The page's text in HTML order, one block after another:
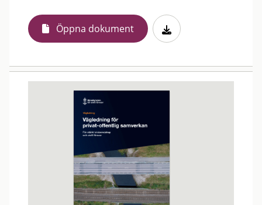
Öppna dokument